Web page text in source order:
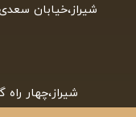
شیراز،خیابان
شیراز،چهار راه